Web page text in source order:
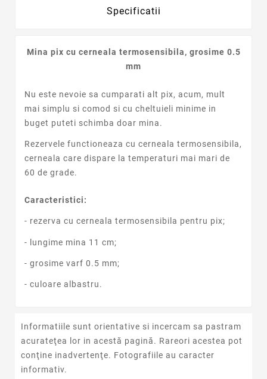
Specificatii
Mina pix cu cerneala termosensibila, grosime 0.5
mm
Nu este nevoie sa cumparati alt pix, acum, mult
mai simplu si comod si cu cheltuieli minime in
buget puteti schimba doar mina.
Rezervele functioneaza cu cerneala termosensibila,
cerneala care dispare la temperaturi mai mari de
60 de grade.
Caracteristici:
- rezerva cu cerneala termosensibila pentru pix;
- lungime mina 11 cm;
- grosime varf 0.5 mm;
- culoare albastru.
Informatiile sunt orientative si incercam sa pastram
acurateţea lor in acestă pagină. Rareori acestea pot
conţine inadvertenţe. Fotografiile au caracter
informativ.